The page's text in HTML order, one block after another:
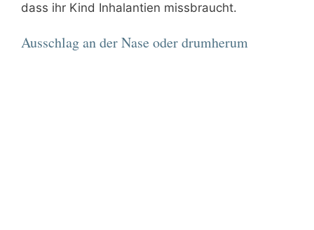
dass ihr Kind Inhalantien missbraucht.
Ausschlag an der Nase oder drumherum